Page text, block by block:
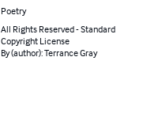
Poetry
All Rights Reserved - Standard
Copyright License
By (author): Terrance Gray